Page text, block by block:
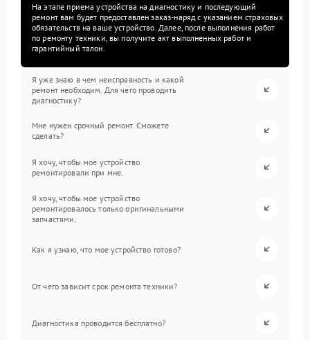
На этапе приема устройства на диагностику и последующий
ремонт вам будет предоставлен заказ-наряд с указанием страховых
обязательств на ваше устройство. Далее, после выполнения работ
по ремонту техники, вы получите акт выполненных работ и
гарантийный талон.
Я уже знаю в чем неисправность и какой
ремонт необходим. Для чего проводить
диагностику?
Мне нужен срочный ремонт. Сможете
сделать?
Я хочу, чтобы мое устройство
ремонтировали при мне.
Я хочу, чтобы мое устройство
ремонтировалось только оригинальными
запчастями.
Как я узнаю, что мое устройство готово?
От чего зависит срок ремонта техники?
Диагностика проводится бесплатно?